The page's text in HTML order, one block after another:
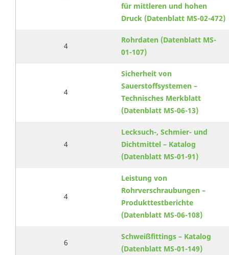
für mittleren und hohen
Druck (Datenblatt MS-02-472)
4
Rohrdaten (Datenblatt MS-
01-107)
4
Sicherheit von
Sauerstoffsystemen –
Technisches Merkblatt
(Datenblatt MS-06-13)
4
Lecksuch-, Schmier- und
Dichtmittel – Katalog
(Datenblatt MS-01-91)
4
Leistung von
Rohrverschraubungen –
Produkttestberichte
(Datenblatt MS-06-108)
6
Schweißfittings – Katalog
(Datenblatt MS-01-149)